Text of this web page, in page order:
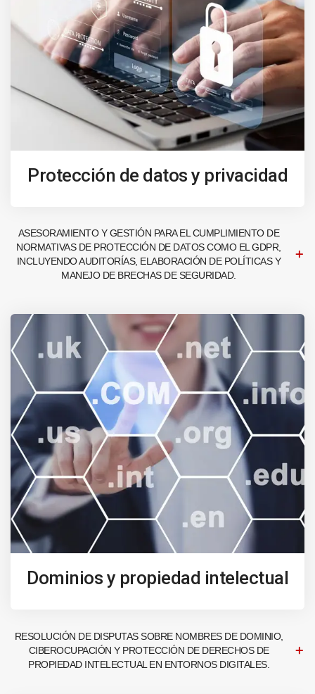
Protección de datos y privacidad
ASESORAMIENTO Y GESTIÓN PARA EL CUMPLIMIENTO DE
NORMATIVAS DE PROTECCIÓN DE DATOS COMO EL GDPR,
INCLUYENDO AUDITORÍAS, ELABORACIÓN DE POLÍTICAS Y
MANEJO DE BRECHAS DE SEGURIDAD.
Dominios y propiedad intelectual
RESOLUCIÓN DE DISPUTAS SOBRE NOMBRES DE DOMINIO,
CIBEROCUPACIÓN Y PROTECCIÓN DE DERECHOS DE
PROPIEDAD INTELECTUAL EN ENTORNOS DIGITALES.